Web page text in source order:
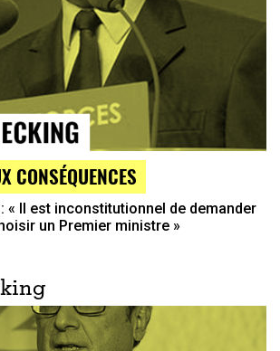
CONSÉQUENCES
« Il est inconstitutionnel de demander
un Premier ministre »